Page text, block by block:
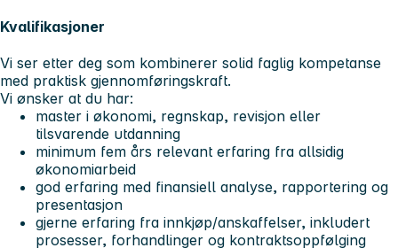
Kvalifikasjoner
Vi ser etter deg som kombinerer solid faglig kompetanse
med praktisk gjennomføringskraft.
Vi ønsker at du har:
master i økonomi, regnskap, revisjon eller
tilsvarende utdanning
minimum fem års relevant erfaring fra allsidig
økonomiarbeid
god erfaring med finansiell analyse, rapportering og
presentasjon
gjerne erfaring fra innkjøp/anskaffelser, inkludert
prosesser, forhandlinger og kontraktsoppfølging